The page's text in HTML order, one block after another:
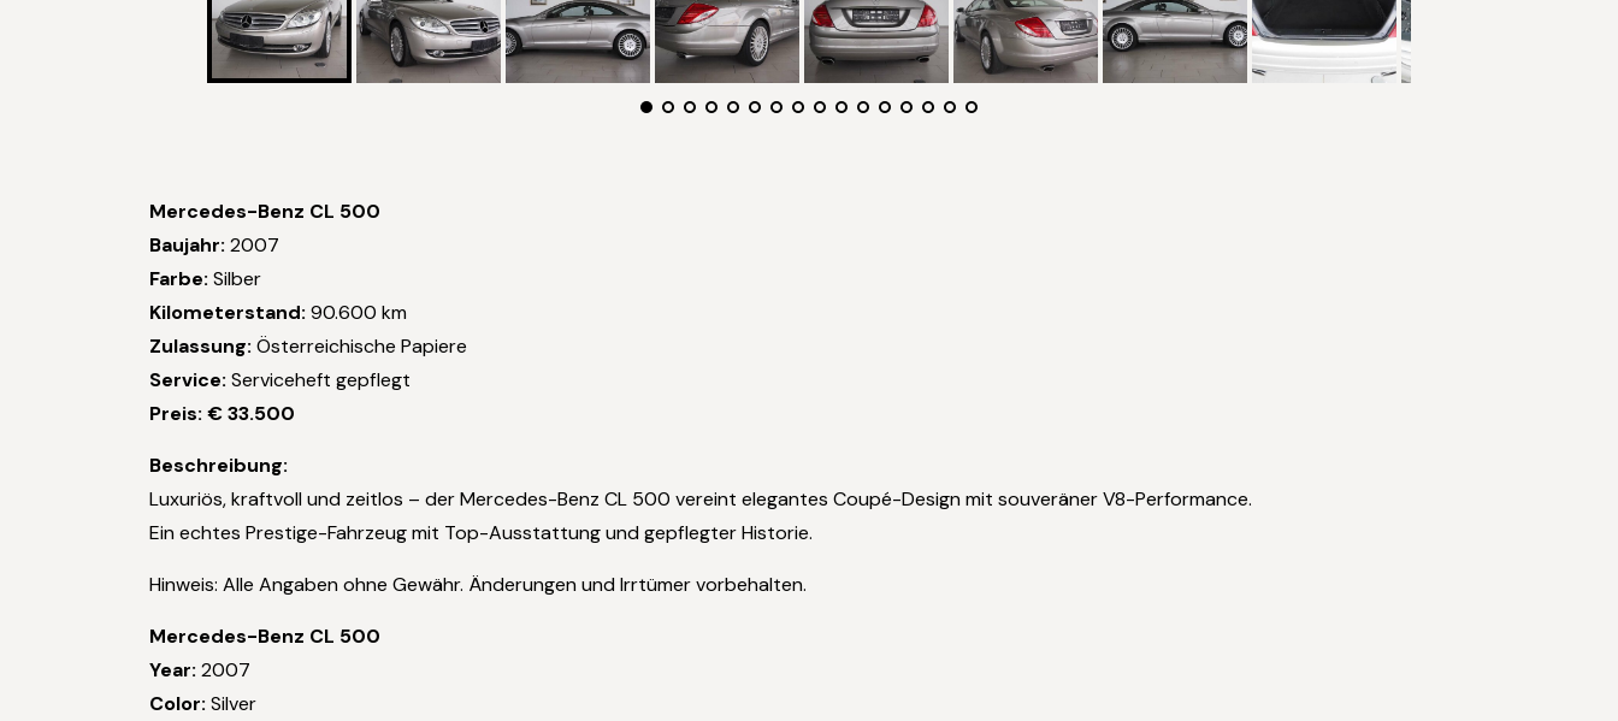
Mercedes-Benz CL 500
Baujahr: 2007
Farbe: Silber
Kilometerstand: 90.600 km
Zulassung: Österreichische Papiere
Service: Serviceheft gepflegt
Preis: € 33.500
Beschreibung:
Luxuriös, kraftvoll und zeitlos – der Mercedes-Benz CL 500 vereint elegantes Coupé-Design mit souveräner V8-Performance.
Ein echtes Prestige-Fahrzeug mit Top-Ausstattung und gepflegter Historie.
Hinweis: Alle Angaben ohne Gewähr. Änderungen und Irrtümer vorbehalten.
Mercedes-Benz CL 500
Year: 2007
Color: Silver